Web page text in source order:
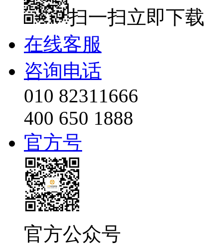
扫一扫立即下载
在线客服
咨询电话
010 82311666
400 650 1888
官方号
官方公众号